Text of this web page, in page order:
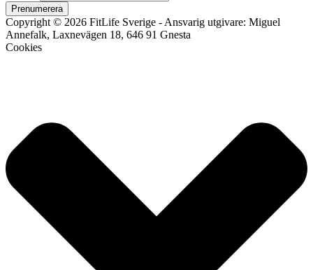
Prenumerera
Copyright © 2026 FitLife Sverige - Ansvarig utgivare: Miguel
Annefalk, Laxnevägen 18, 646 91 Gnesta
Cookies